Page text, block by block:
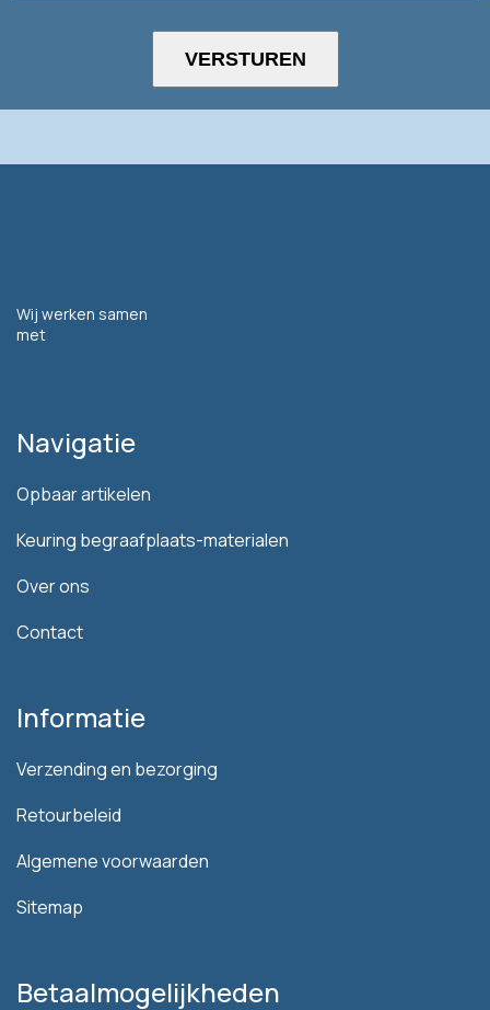
Wij werken samen
met
Navigatie
Opbaar artikelen
Keuring begraafplaats-materialen
Over ons
Contact
Informatie
Verzending en bezorging
Retourbeleid
Algemene voorwaarden
Sitemap
Betaalmogelijkheden